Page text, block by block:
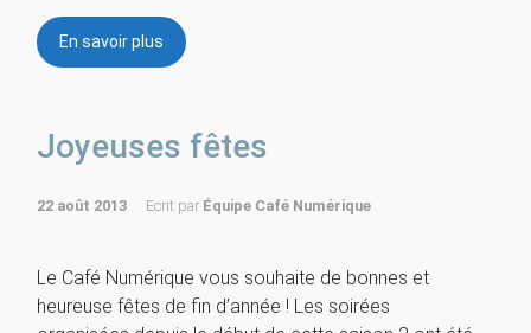
En savoir plus
Joyeuses fêtes
22 août 2013 Ecrit par Équipe Café Numérique
Le Café Numérique vous souhaite de bonnes et
heureuse fêtes de fin d’année ! Les soirées